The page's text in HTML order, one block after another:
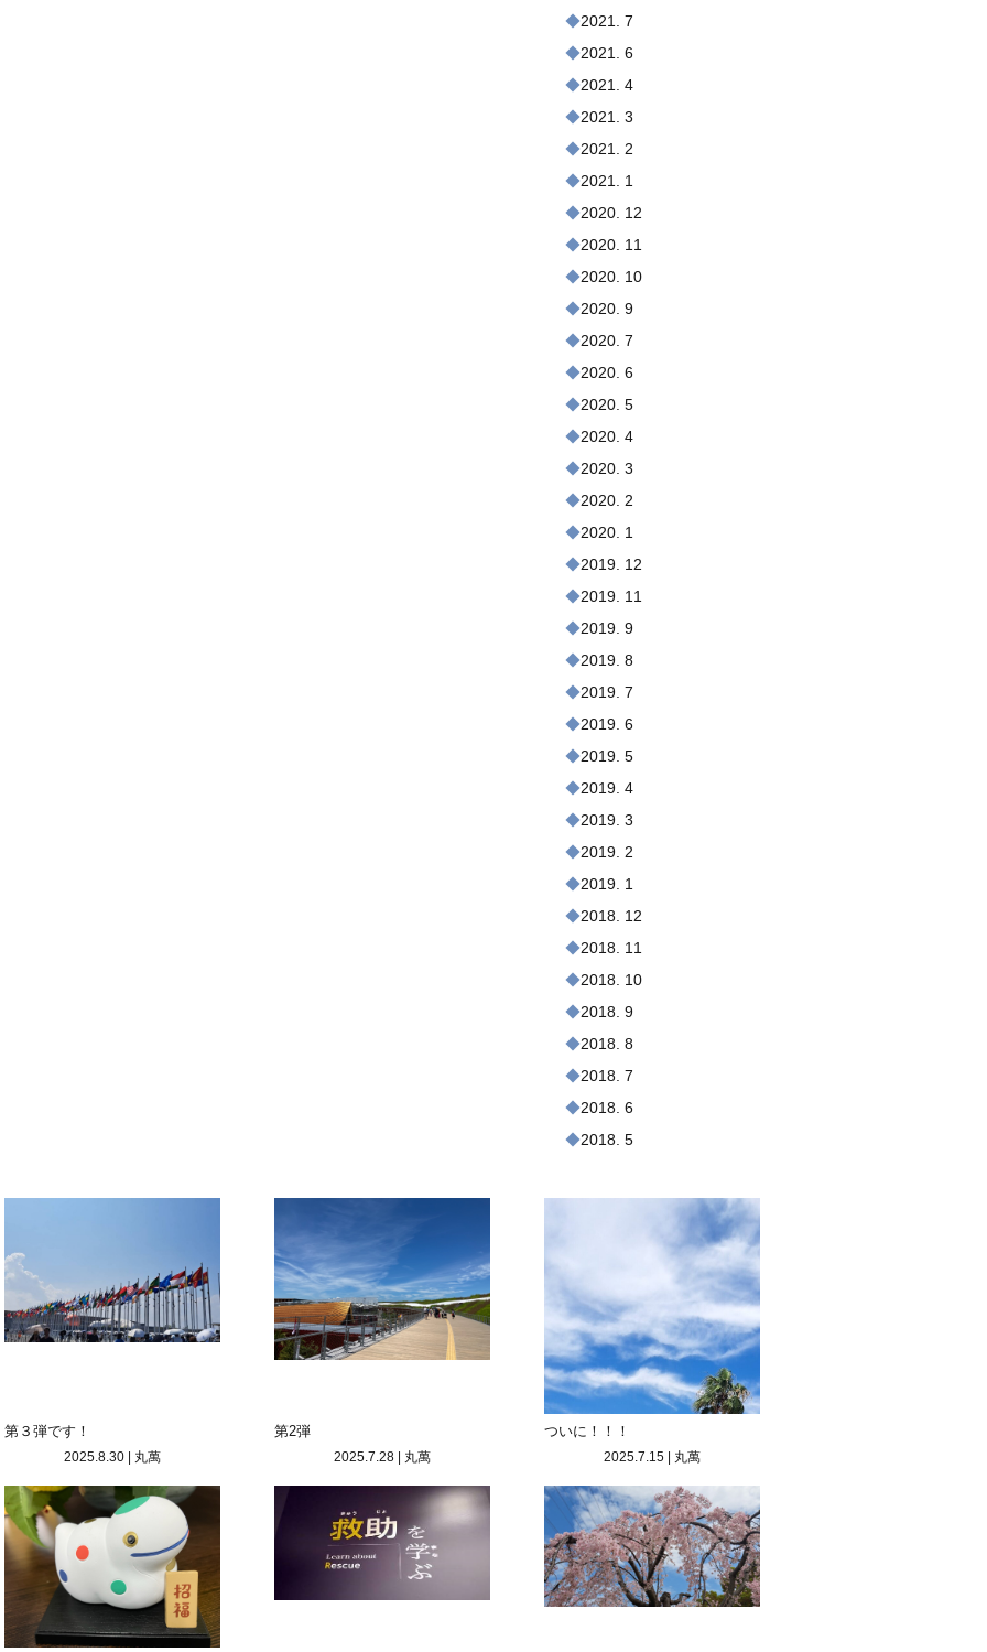
2021. 7
2021. 6
2021. 4
2021. 3
2021. 2
2021. 1
2020. 12
2020. 11
2020. 10
2020. 9
2020. 7
2020. 6
2020. 5
2020. 4
2020. 3
2020. 2
2020. 1
2019. 12
2019. 11
2019. 9
2019. 8
2019. 7
2019. 6
2019. 5
2019. 4
2019. 3
2019. 2
2019. 1
2018. 12
2018. 11
2018. 10
2018. 9
2018. 8
2018. 7
2018. 6
2018. 5
第３弾です！
2025.8.30| 丸萬
第2弾
2025.7.28| 丸萬
ついに！！！
2025.7.15| 丸萬